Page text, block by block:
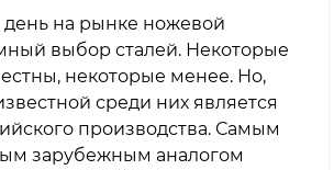
на рынке ножевой
выбор сталей. Некоторые
некоторые менее. Но,
среди них является
производства. Самым
зарубежным аналогом